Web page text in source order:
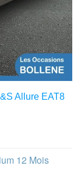
Allure EAT8
12 Mois